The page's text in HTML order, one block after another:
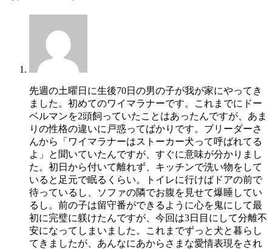
先週の土曜日に生後70日の男の子が我が家にやってき
ました。初めてのワイマラナーです。これまでにドー
ベルマンを2頭飼っていたことはあったんですが、あま
りの性格の違いに戸惑ってばかりです。ブリーダーさ
んから「ワイマラナーはストーカー犬って呼ばれてる
よ」と聞いていたんですが、すぐに意味が分かりまし
た。初日から付いて離れず、キッチンで洗い物をして
いると足元で眠るくらい。トイレに行けばドアの前で
待っているし、ソファの隣でお腹を見せて爆睡してい
るし。前の子は留守番ができるように心を鬼にして最
初に完璧に躾けたんですが、今回は3日目にして分離不
安になってしまいました。これまでずっと犬と暮らし
てきましたが、あんなにあからさまな愛情表現をされ